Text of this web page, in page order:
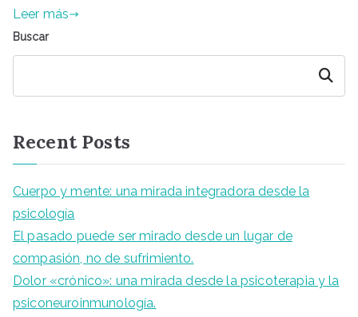
Leer más
Buscar
Buscar
Recent Posts
Cuerpo y mente: una mirada integradora desde la
psicología
El pasado puede ser mirado desde un lugar de
compasión, no de sufrimiento.
Dolor «crónico»: una mirada desde la psicoterapia y la
psiconeuroinmunología.